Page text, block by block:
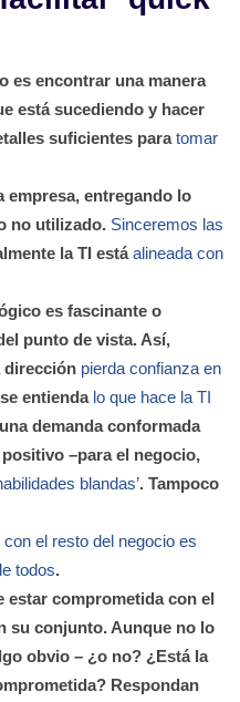
es encontrar una manera
está sucediendo y hacer
suficientes paratomar
empresa, entregando lo
no utilizado. Sinceremos las
la TI estáalineada con
es fascinante o
punto de vista. Así,
dirección pierda confianza en
entienda lo que hace la TI
demanda conformada
–para el negocio,
blandas’. Tampoco
el resto del negocio es
todos.
estar comprometida con el
su conjunto. Aunque no lo
obvio – ¿o no? ¿Está la
Respondan